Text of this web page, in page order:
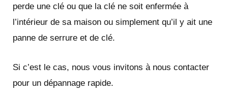
perde une clé ou que la clé ne soit enfermée à
l’intérieur de sa maison ou simplement qu’il y ait une
panne de serrure et de clé.
Si c’est le cas, nous vous invitons à nous contacter
pour un dépannage rapide.